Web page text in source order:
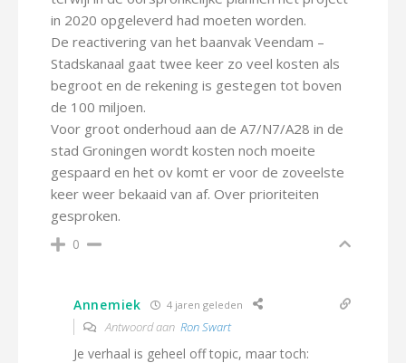
in 2020 opgeleverd had moeten worden.
De reactivering van het baanvak Veendam –
Stadskanaal gaat twee keer zo veel kosten als
begroot en de rekening is gestegen tot boven
de 100 miljoen.
Voor groot onderhoud aan de A7/N7/A28 in de
stad Groningen wordt kosten noch moeite
gespaard en het ov komt er voor de zoveelste
keer weer bekaaid van af. Over prioriteiten
gesproken.
0
Annemiek 4 jaren geleden
Antwoord aan Ron Swart
Je verhaal is geheel off topic, maar toch: